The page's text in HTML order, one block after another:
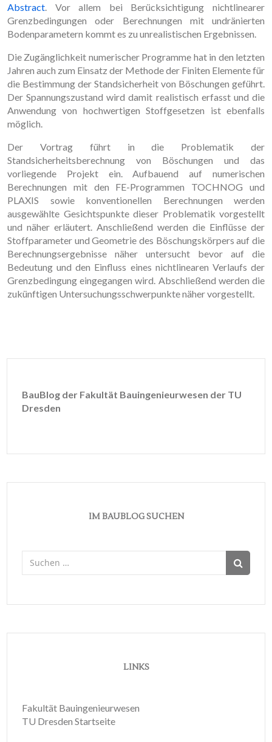
Abstract. Vor allem bei Berücksichtigung nichtlinearer
Grenzbedingungen oder Berechnungen mit undränierten
Bodenparametern kommt es zu unrealistischen Ergebnissen.
Die Zugänglichkeit numerischer Programme hat in den letzten
Jahren auch zum Einsatz der Methode der Finiten Elemente für
die Bestimmung der Standsicherheit von Böschungen geführt.
Der Spannungszustand wird damit realistisch erfasst und die
Anwendung von hochwertigen Stoffgesetzen ist ebenfalls
möglich.
Der Vortrag führt in die Problematik der
Standsicherheitsberechnung von Böschungen und das
vorliegende Projekt ein. Aufbauend auf numerischen
Berechnungen mit den FE-Programmen TOCHNOG und
PLAXIS sowie konventionellen Berechnungen werden
ausgewählte Gesichtspunkte dieser Problematik vorgestellt
und näher erläutert. Anschließend werden die Einflüsse der
Stoffparameter und Geometrie des Böschungskörpers auf die
Berechnungsergebnisse näher untersucht bevor auf die
Bedeutung und den Einfluss eines nichtlinearen Verlaufs der
Grenzbedingung eingegangen wird. Abschließend werden die
zukünftigen Untersuchungsschwerpunkte näher vorgestellt.
BauBlog der Fakultät Bauingenieurwesen der TU
Dresden
IM BAUBLOG SUCHEN
Suchen
nach:
LINKS
Fakultät Bauingenieurwesen
TU Dresden Startseite